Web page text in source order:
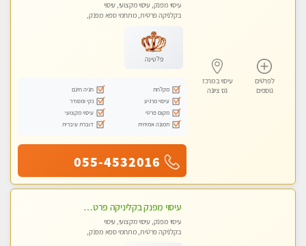
לפרטים
נוספים
עיסוי במרכז
נס ציונה
עיסוי מפנק, עיסוי מקצועי, עיסוי
בקלניקה פרטית, מתחמי ספא מפנק,
פלטינה
מקלחת
חניה חינם
עיסוי מרגיע
נקי ומסודר
מקום פרטי
עיסוי מקצועי
תמונה אמיתית
דוברת עיברית
055-4532016
עיסוי מפנק בקליניקה פרטית לרציניים בלבד! מומלץ! פרטית בראשון -לציון
עיסוי מפנק, עיסוי מקצועי, עיסוי
בקלניקה פרטית, מתחמי ספא מפנק,